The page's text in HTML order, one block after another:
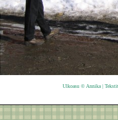
Ulkoasu © Annika |